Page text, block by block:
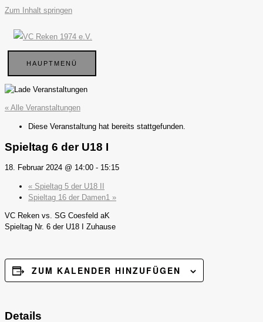
Zum Inhalt springen
HAUPTMENÜ
« Alle Veranstaltungen
Diese Veranstaltung hat bereits stattgefunden.
Spieltag 6 der U18 I
18. Februar 2024 @ 14:00 - 15:15
« Spieltag 5 der U18 II
Spieltag 16 der Damen1 »
VC Reken vs. SG Coesfeld aK
Spieltag Nr. 6 der U18 I Zuhause
ZUM KALENDER HINZUFÜGEN
Details